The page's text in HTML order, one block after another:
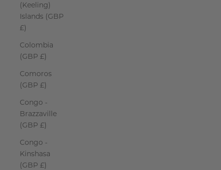
(Keeling)
Islands (GBP
£)
Colombia
(GBP £)
Comoros
(GBP £)
Congo -
Brazzaville
(GBP £)
Congo -
Kinshasa
(GBP £)